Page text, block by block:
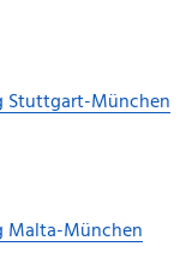
Stuttgart-München
Malta-München